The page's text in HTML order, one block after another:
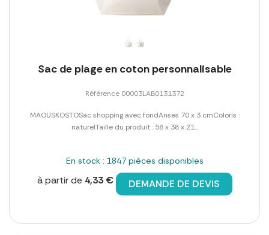
Sac de plage en coton personnalisable
Référence 00003LAB0131372
MAOUSKOSTOSac shopping avec fondAnses 70 x 3 cmColoris :
naturelTaille du produit : 58 x 38 x 21...
En stock : 1847 pièces disponibles
à partir de 4,33 € DEMANDE DE DEVIS